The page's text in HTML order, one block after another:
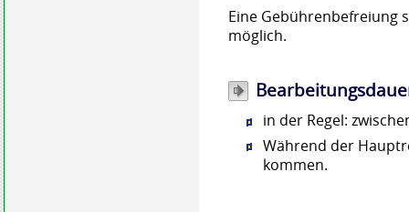
Eine Gebührenbefreiung
möglich.
in der Regel:
Während der
kommen.